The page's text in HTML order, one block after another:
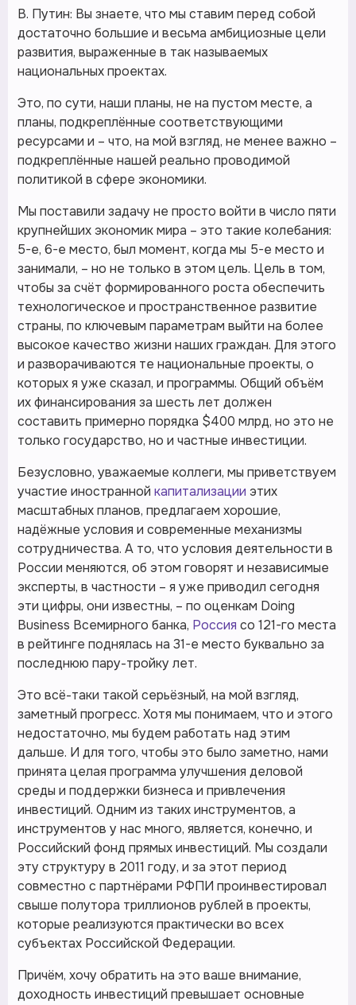
В. Путин: Вы знаете, что мы ставим перед собой
достаточно большие и весьма амбициозные цели
развития, выраженные в так называемых
национальных проектах.
Это, по сути, наши планы, не на пустом месте, а
планы, подкреплённые соответствующими
ресурсами и – что, на мой взгляд, не менее важно –
подкреплённые нашей реально проводимой
политикой в сфере экономики.
Мы поставили задачу не просто войти в число пяти
крупнейших экономик мира – это такие колебания:
5-е, 6-е место, был момент, когда мы 5-е место и
занимали, – но не только в этом цель. Цель в том,
чтобы за счёт формированного роста обеспечить
технологическое и пространственное развитие
страны, по ключевым параметрам выйти на более
высокое качество жизни наших граждан. Для этого
и разворачиваются те национальные проекты, о
которых я уже сказал, и программы. Общий объём
их финансирования за шесть лет должен
составить примерно порядка $400 млрд, но это не
только государство, но и частные инвестиции.
Безусловно, уважаемые коллеги, мы приветствуем
участие иностранной капитализации этих
масштабных планов, предлагаем хорошие,
надёжные условия и современные механизмы
сотрудничества. А то, что условия деятельности в
России меняются, об этом говорят и независимые
эксперты, в частности – я уже приводил сегодня
эти цифры, они известны, – по оценкам Doing
Business Всемирного банка, Россия со 121-го места
в рейтинге поднялась на 31-е место буквально за
последнюю пару-тройку лет.
Это всё-таки такой серьёзный, на мой взгляд,
заметный прогресс. Хотя мы понимаем, что и этого
недостаточно, мы будем работать над этим
дальше. И для того, чтобы это было заметно, нами
принята целая программа улучшения деловой
среды и поддержки бизнеса и привлечения
инвестиций. Одним из таких инструментов, а
инструментов у нас много, является, конечно, и
Российский фонд прямых инвестиций. Мы создали
эту структуру в 2011 году, и за этот период
совместно с партнёрами РФПИ проинвестировал
свыше полутора триллионов рублей в проекты,
которые реализуются практически во всех
субъектах Российской Федерации.
Причём, хочу обратить на это ваше внимание,
доходность инвестиций превышает основные